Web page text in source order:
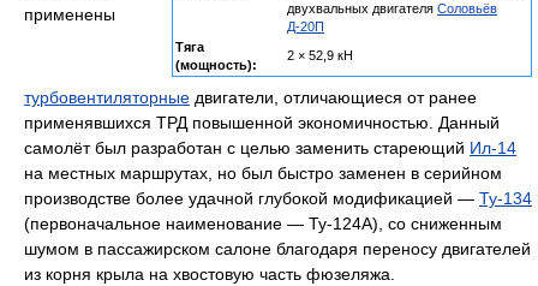
двухвальных двигателя Соловьёв
Д-20П
Тяга
(мощность):
2 × 52,9 кН
применены
турбовентиляторные двигатели, отличающиеся от ранее
применявшихся ТРД повышенной экономичностью. Данный
самолёт был разработан с целью заменить стареющий Ил-14
на местных маршрутах, но был быстро заменен в серийном
производстве более удачной глубокой модификацией — Ту-134
(первоначальное наименование — Ту-124А), со сниженным
шумом в пассажирском салоне благодаря переносу двигателей
из корня крыла на хвостовую часть фюзеляжа.